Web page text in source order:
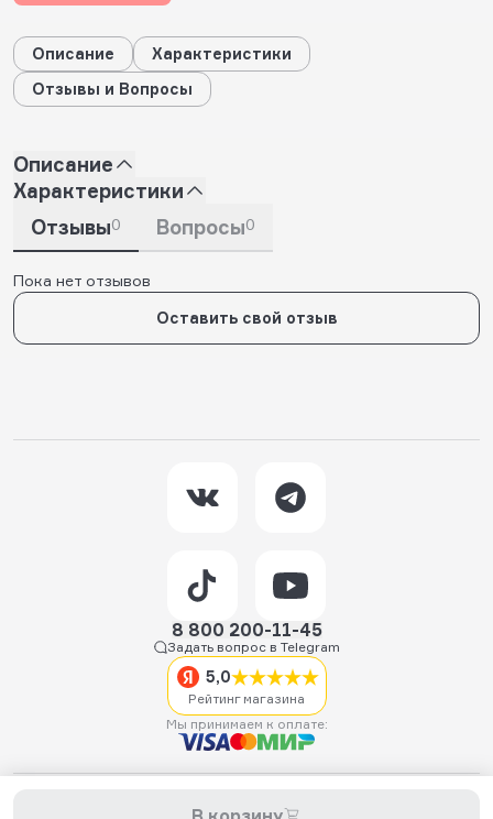
Описание
Характеристики
Отзывы и Вопросы
Описание
Характеристики
Отзывы0 Вопросы0
Пока нет отзывов
Оставить свой отзыв
8 800 200-11-45
Задать вопрос в Telegram
5,0
Рейтинг магазина
Мы принимаем к оплате:
самокатов, запчастей для самокатов, аксессуаров, экипировки,